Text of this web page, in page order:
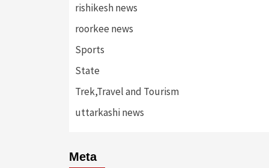
rishikesh news
roorkee news
Sports
State
Trek,Travel and Tourism
uttarkashi news
Meta